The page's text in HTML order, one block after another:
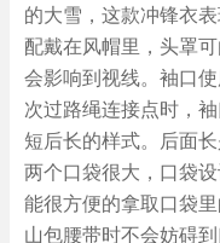
的大雪，这款冲锋衣
配戴在风帽里，头罩
会影响到视线。袖口
次过路绳连接点时，
短后长的样式。后面
两个口袋很大，口袋
能很方便的拿取口袋
山包腰带时不会妨碍